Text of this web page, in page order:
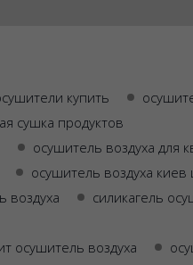
купить
сушка продуктов
осушитель воздуха для
осушитель воздуха киев
воздуха
силикагель
осушитель воздуха